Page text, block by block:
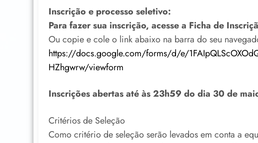
Inscrição e processo seletivo:
Para fazer sua inscrição, acesse a Ficha de
Ou copie e cole o link abaixo na barra do seu
https://docs.google.com/forms/d/e/
HZhgwrw/viewform
Inscrições abertas até às 23h59 do dia 30 de
Critérios de Seleção
Como critério de seleção serão levados em conta a